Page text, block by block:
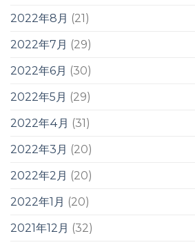
2022年8月 (21)
2022年7月 (29)
2022年6月 (30)
2022年5月 (29)
2022年4月 (31)
2022年3月 (20)
2022年2月 (20)
2022年1月 (20)
2021年12月 (32)